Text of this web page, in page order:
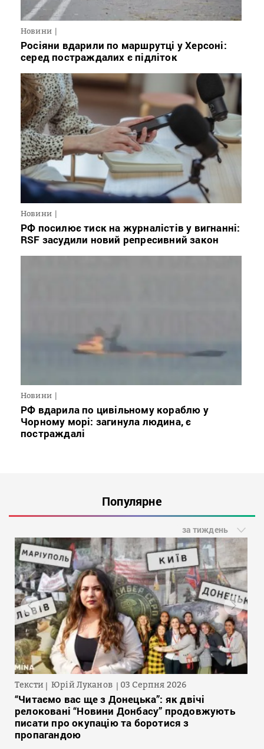
Новини
Росіяни вдарили по маршрутці у Херсоні:
серед постраждалих є підліток
Новини
РФ посилює тиск на журналістів у вигнанні:
RSF засудили новий репресивний закон
Новини
РФ вдарила по цивільному кораблю у
Чорному морі: загинула людина, є
постраждалі
Популярне
за тиждень
Тексти Юрій Луканов 03 Серпня 2026
“Читаємо вас ще з Донецька”: як двічі
релоковані “Новини Донбасу” продовжують
писати про окупацію та боротися з
пропагандою